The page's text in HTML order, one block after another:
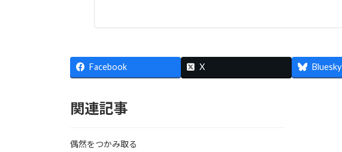
Facebook X Bluesky
関連記事
偶然をつかみ取る